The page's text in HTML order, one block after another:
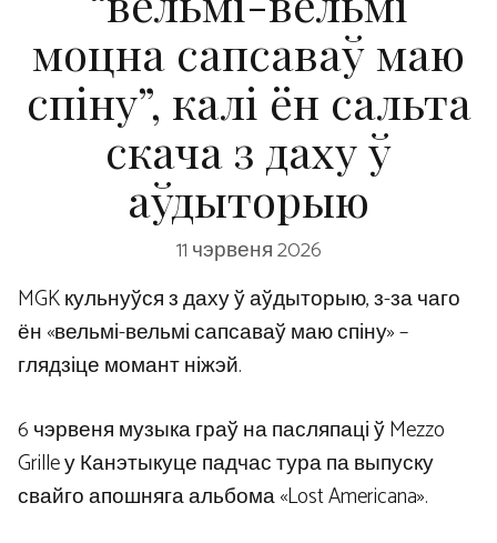
моцна сапсаваў маю
спіну”, калі ён сальта
скача з даху ў
аўдыторыю
11 чэрвеня 2026
MGK кульнуўся з даху ў аўдыторыю, з-за чаго
ён «вельмі-вельмі сапсаваў маю спіну» –
глядзіце момант ніжэй.
6 чэрвеня музыка граў на пасляпаці ў Mezzo
Grille у Канэтыкуце падчас тура па выпуску
свайго апошняга альбома «Lost Americana».